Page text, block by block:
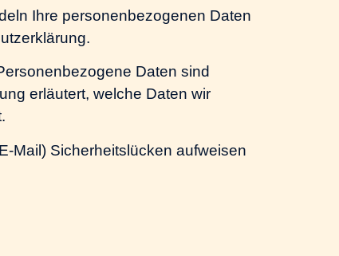
Ihre personenbezogenen Daten
Daten sind
erläutert, welche Daten wir
Mail) Sicherheitslücken aufweisen